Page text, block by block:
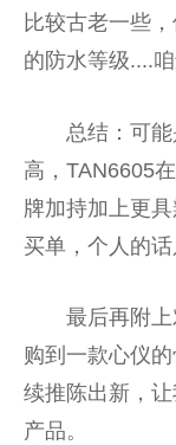
比较古老一些
的防水等级....
总结：可
高，TAN6605
牌加持加上更
买单，个人的话
最后再附
购到一款心仪
续推陈出新，
产品。